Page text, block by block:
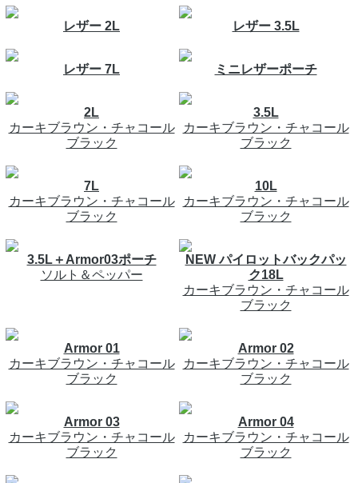
レザー 2L レザー 3.5L
レザー 7L ミニレザーポーチ
2L
カーキブラウン・チャコール
ブラック
3.5L
カーキブラウン・チャコール
ブラック
7L
カーキブラウン・チャコール
ブラック
10L
カーキブラウン・チャコール
ブラック
3.5L＋Armor03ポーチ
ソルト＆ペッパー
NEW パイロットバックパッ
ク18L
カーキブラウン・チャコール
ブラック
Armor 01
カーキブラウン・チャコール
ブラック
Armor 02
カーキブラウン・チャコール
ブラック
Armor 03
カーキブラウン・チャコール
ブラック
Armor 04
カーキブラウン・チャコール
ブラック